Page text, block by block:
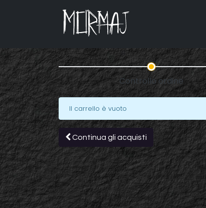
Controllo ordine
Il carrello è vuoto
Continua gli acquisti